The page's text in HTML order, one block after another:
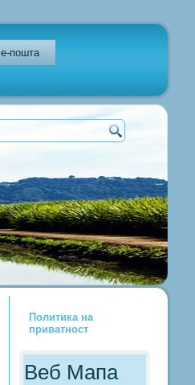
e-пошта
Политика на
приватност
Веб Мапа